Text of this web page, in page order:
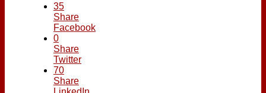
35
Share
Facebook
0
Share
Twitter
70
Share